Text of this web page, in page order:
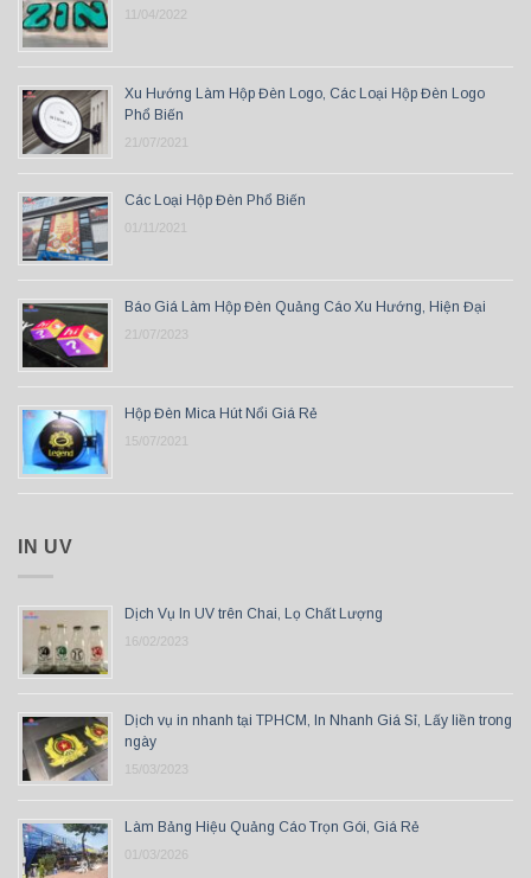
11/04/2022
Xu Hướng Làm Hộp Đèn Logo, Các Loại Hộp Đèn Logo
Phổ Biến
21/07/2021
Các Loại Hộp Đèn Phổ Biến
01/11/2021
Báo Giá Làm Hộp Đèn Quảng Cáo Xu Hướng, Hiện Đại
21/07/2023
Hộp Đèn Mica Hút Nổi Giá Rẻ
15/07/2021
IN UV
Dịch Vụ In UV trên Chai, Lọ Chất Lượng
16/02/2023
Dịch vụ in nhanh tại TPHCM, In Nhanh Giá Sỉ, Lấy liền trong
ngày
15/03/2023
Làm Bảng Hiệu Quảng Cáo Trọn Gói, Giá Rẻ
01/03/2026